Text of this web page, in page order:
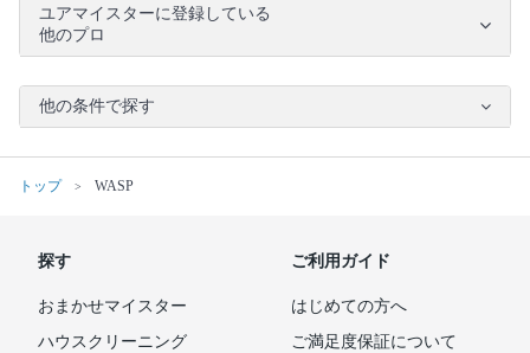
ユアマイスターに登録している
他のプロ
他の条件で探す
トップ WASP
探す
おまかせマイスター
ハウスクリーニング
ご利用ガイド
はじめての方へ
ご満足度保証について